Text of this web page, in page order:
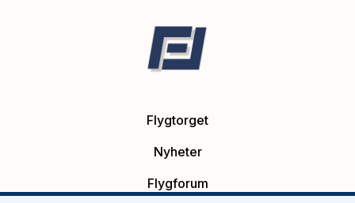
Flygtorget
Nyheter
Flygforum